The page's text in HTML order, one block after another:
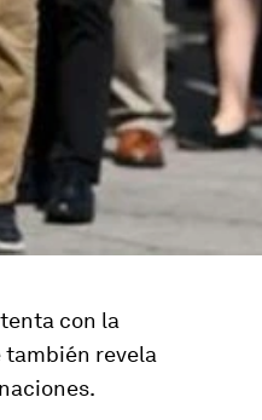
con la
también revela